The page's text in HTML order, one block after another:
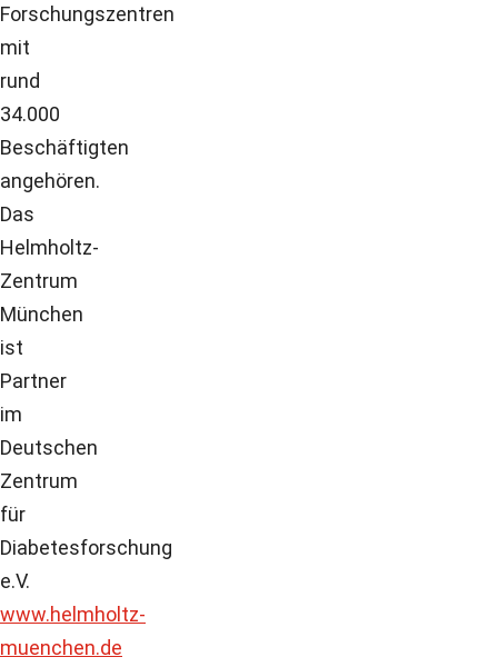
Forschungszentren
mit
rund
34.000
Beschäftigten
angehören.
Das
Helmholtz-
Zentrum
München
ist
Partner
im
Deutschen
Zentrum
für
Diabetesforschung
e.V.
www.helmholtz-
muenchen.de